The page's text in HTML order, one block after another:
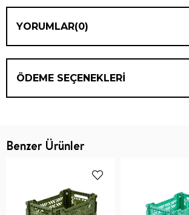
YORUMLAR(0)
ÖDEME SEÇENEKLERI
Benzer Ürünler